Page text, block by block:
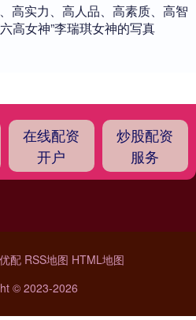
高实力、高人品、高素质、高智
高女神”李瑞琪女神的写真
在线配资
开户
炒股配资
服务
配 RSS地图 HTML地图
© 2023-2026